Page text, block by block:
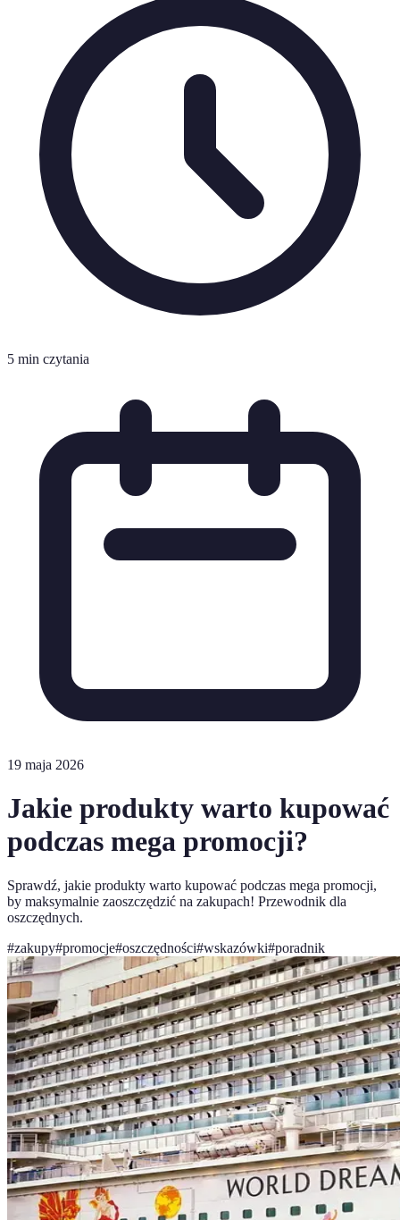
5 min czytania
19 maja 2026
Jakie produkty warto kupować
podczas mega promocji?
Sprawdź, jakie produkty warto kupować podczas mega promocji,
by maksymalnie zaoszczędzić na zakupach! Przewodnik dla
oszczędnych.
#zakupy#promocje#oszczędności#wskazówki#poradnik